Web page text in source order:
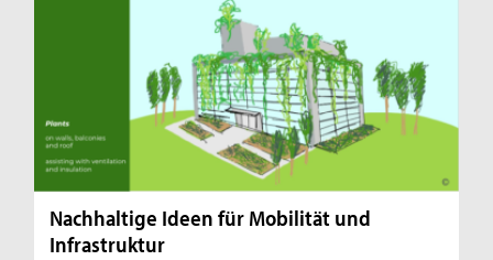
Nachhaltige Ideen für Mobilität und
Infrastruktur